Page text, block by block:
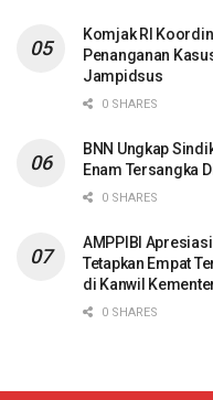
Komjak RI
Penanganan
Jampidsus
0 SHARES
BNN Ungkap
Enam Tersangka
0 SHARES
AMPPIBI
Tetapkan Empat
di Kanwil
0 SHARES